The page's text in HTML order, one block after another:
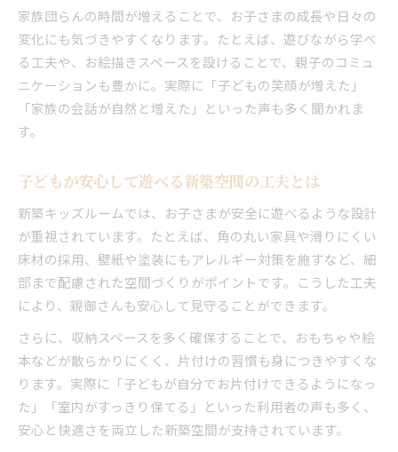
新築物件で見逃せないキッズルームの特徴
家族で楽しめる新築キッズルームのレイアウト
子どもの成長を支える住まい設計の最新アイデア
新築で実現する成長対応型キッズルーム
新築住まいで学びと遊びを両立するポイント
暮らしやすさが変わる新築キッズスペースの活用術
新築キッズルームの快適活用アイデア集
家族が集う新築スペースの使い方と工夫
新築で叶うキッズスペースの有効活用術
子育てを楽しくする新築キッズルームの秘訣
新築ならではの柔軟なスペース活用法
新築で実現する家族の笑顔あふれる子育て空間
新築キッズルームが生む家族の笑顔と安心
家族みんなで過ごす新築空間の幸せな時間
家族団らんの時間が増えることで、お子さまの成長や日々の
変化にも気づきやすくなります。たとえば、遊びながら学べ
る工夫や、お絵描きスペースを設けることで、親子のコミュ
ニケーションも豊かに。実際に「子どもの笑顔が増えた」
「家族の会話が自然と増えた」といった声も多く聞かれま
す。
子どもが安心して遊べる新築空間の工夫とは
新築キッズルームでは、お子さまが安全に遊べるような設計
が重視されています。たとえば、角の丸い家具や滑りにくい
床材の採用、壁紙や塗装にもアレルギー対策を施すなど、細
部まで配慮された空間づくりがポイントです。こうした工夫
により、親御さんも安心して見守ることができます。
さらに、収納スペースを多く確保することで、おもちゃや絵
本などが散らかりにくく、片付けの習慣も身につきやすくな
ります。実際に「子どもが自分でお片付けできるようになっ
た」「室内がすっきり保てる」といった利用者の声も多く、
安心と快適さを両立した新築空間が支持されています。